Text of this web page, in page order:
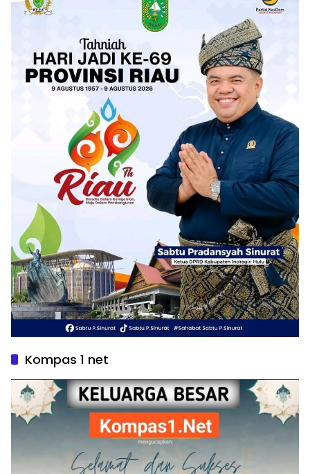
Kompas 1 net